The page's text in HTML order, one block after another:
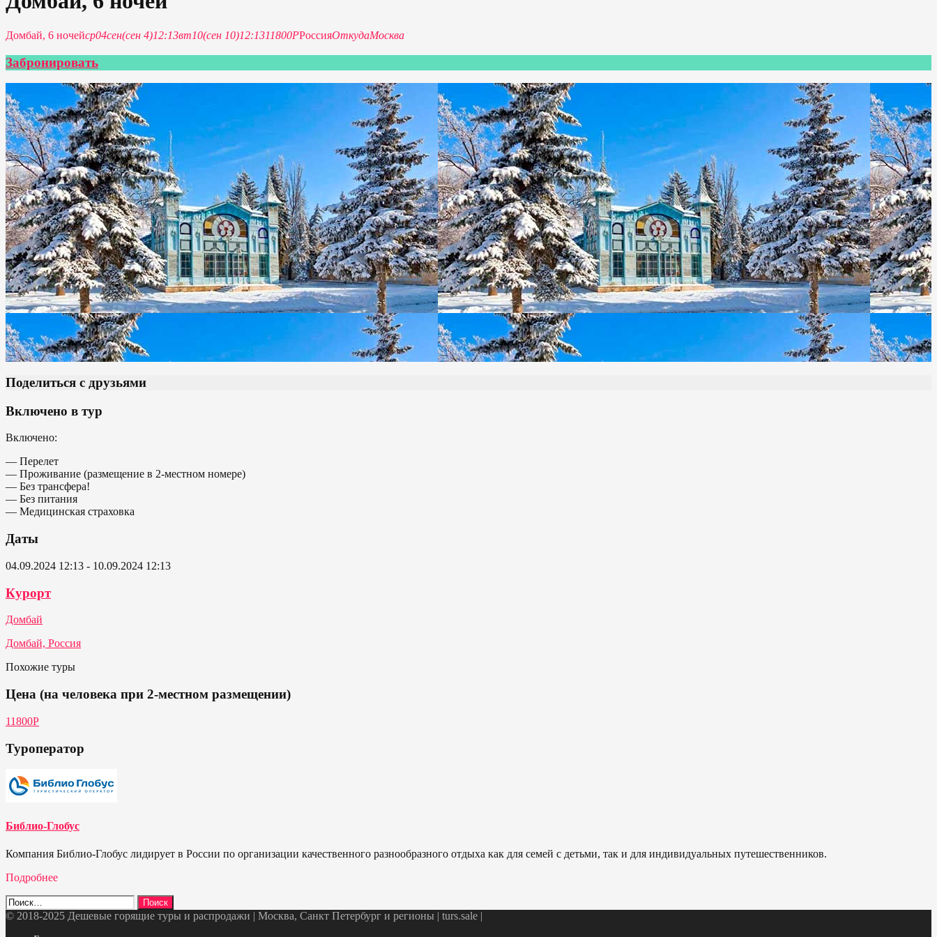
Домбай, 6 ночейср04сен(сен 4)12:13вт10(сен 10)12:1311800РРоссияОткудаМосква
Забронировать
Поделиться с друзьями
Включено в тур
Включено:
— Перелет
— Проживание (размещение в 2-местном номере)
— Без трансфера!
— Без питания
— Медицинская страховка
Даты
04.09.2024 12:13 - 10.09.2024 12:13
Курорт
Домбай
Домбай, Россия
Похожие туры
Цена (на человека при 2-местном размещении)
11800Р
Туроператор
Библио-Глобус
Компания Библио-Глобус лидирует в России по организации качественного разнообразного отдыха как для семей с детьми, так и для индивидуальных путешественников.
Подробнее
Найти:
© 2018-2025 Дешевые горящие туры и распродажи | Москва, Санкт Петербург и регионы | turs.sale |